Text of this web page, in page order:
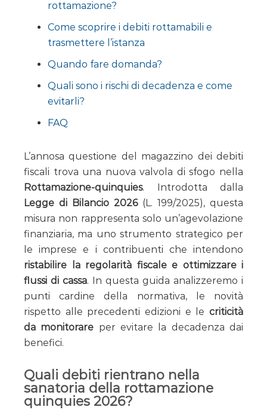
rottamazione?
Come scoprire i debiti rottamabili e
trasmettere l’istanza
Quando fare domanda?
Quali sono i rischi di decadenza e come
evitarli?
FAQ
L’annosa questione del magazzino dei debiti
fiscali trova una nuova valvola di sfogo nella
Rottamazione-quinquies. Introdotta dalla
Legge di Bilancio 2026(L. 199/2025), questa
misura non rappresenta solo un’agevolazione
finanziaria, ma uno strumento strategico per
le imprese e i contribuenti che intendono
ristabilire la regolarità fiscale e ottimizzare i
flussi di cassa. In questa guida analizzeremo i
punti cardine della normativa, le novità
rispetto alle precedenti edizioni e le criticità
da monitorare per evitare la decadenza dai
benefici.
Quali debiti rientrano nella
sanatoria della rottamazione
quinquies 2026?